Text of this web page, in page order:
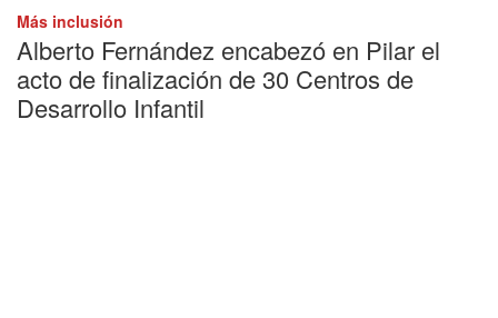
Más inclusión
Alberto Fernández encabezó en Pilar el
acto de finalización de 30 Centros de
Desarrollo Infantil